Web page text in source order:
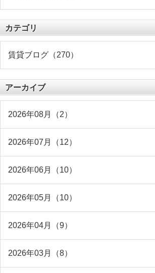
カテゴリ
賃貸ブログ（270）
アーカイブ
2026年08月（2）
2026年07月（12）
2026年06月（10）
2026年05月（10）
2026年04月（9）
2026年03月（8）